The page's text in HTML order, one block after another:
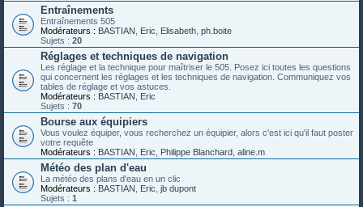
Entraînements
Entraînements 505
Modérateurs : BASTIAN Eric Elisabeth ph.boite
Sujets : 20
Réglages et techniques de navigation
Les réglage et la technique pour maîtriser le 505. Posez ici toutes les questions
qui concernent les réglages et les techniques de navigation. Communiquez vos
tables de réglage et vos astuces.
Modérateurs : BASTIAN
Eric
Sujets : 70
Bourse aux équipiers
Vous voulez équiper, vous recherchez un équipier, alors c'est ici qu'il faut poster
votre requête
Modérateurs : BASTIAN Eric Philippe Blanchard aline.m
Météo des plan d'eau
La météo des plans d'eau en un clic
Modérateurs : BASTIAN Eric jb dupont
Sujets : 1